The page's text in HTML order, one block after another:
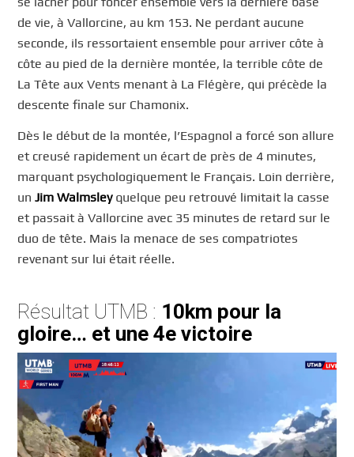
de vie, à Vallorcine, au km 153. Ne perdant aucune
seconde, ils ressortaient ensemble pour arriver côte à
côte au pied de la dernière montée, la terrible côte de
La Tête aux Vents menant à La Flégère, qui précède la
descente finale sur Chamonix.
Dès le début de la montée, l’Espagnol a forcé son allure
et creusé rapidement un écart de près de 4 minutes,
marquant psychologiquement le Français. Loin derrière,
unJim Walmsleyquelque peu retrouvé limitait la casse
et passait à Vallorcine avec 35 minutes de retard sur le
duo de tête. Mais la menace de ses compatriotes
revenant sur lui était réelle.
Résultat UTMB : 10km pour la
gloire… et une 4e victoire